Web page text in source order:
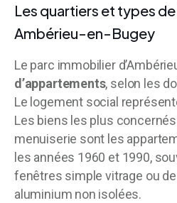
Les quartiers et types
Ambérieu-en-Bugey
Le parc immobilier
d’appartements, selon les
Le logement social
Les biens les plus
menuiserie sont les
les années 1960 et 1990,
fenêtres simple vitrage ou
aluminium non isolées.